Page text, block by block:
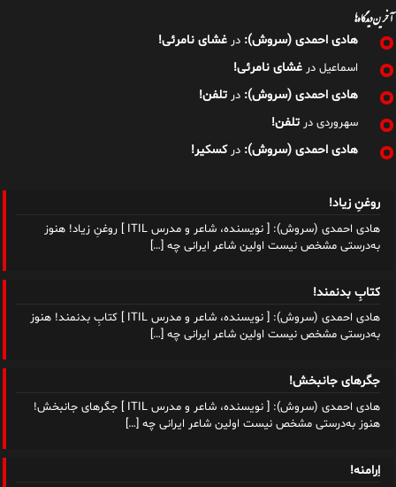
آخرین دیدگاه‌ها
هادی احمدی (سروش): در غشای نامرئی!
اسماعیل در غشای نامرئی!
هادی احمدی (سروش): در تلفن!
سهروردی در تلفن!
هادی احمدی (سروش): درکسکیر!
روغنِ زیاد!
هادی احمدی (سروش): [ نویسنده، شاعر و مدرس ITIL ] روغنِ زیاد! هنوز
به‌درستی مشخص نیست اولین شاعر ایرانی چه […]
کتابِ بدنمند!
هادی احمدی (سروش): [ نویسنده، شاعر و مدرس ITIL ] کتابِ بدنمند! هنوز
به‌درستی مشخص نیست اولین شاعر ایرانی چه […]
جگرهای جانبخش!
هادی احمدی (سروش): [ نویسنده، شاعر و مدرس ITIL ] جگرهای جانبخش!
هنوز به‌درستی مشخص نیست اولین شاعر ایرانی چه […]
اِرامنه!